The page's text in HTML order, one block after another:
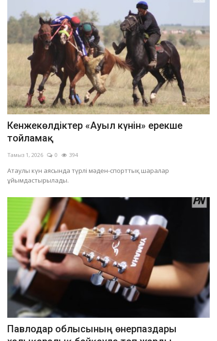
Кенжекөлдіктер «Ауыл күнін» ерекше
тойламақ
Тамыз 1, 2026 0 394
Атаулы күн аясында түрлі мәден-спорттық шаралар
ұйымдастырылады.
Павлодар облысының өнерпаздары